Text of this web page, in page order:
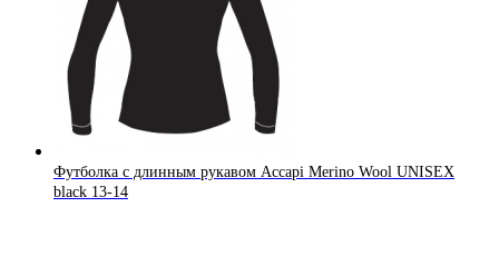
Футболка с длинным рукавом Accapi Merino Wool UNISEX
black 13-14